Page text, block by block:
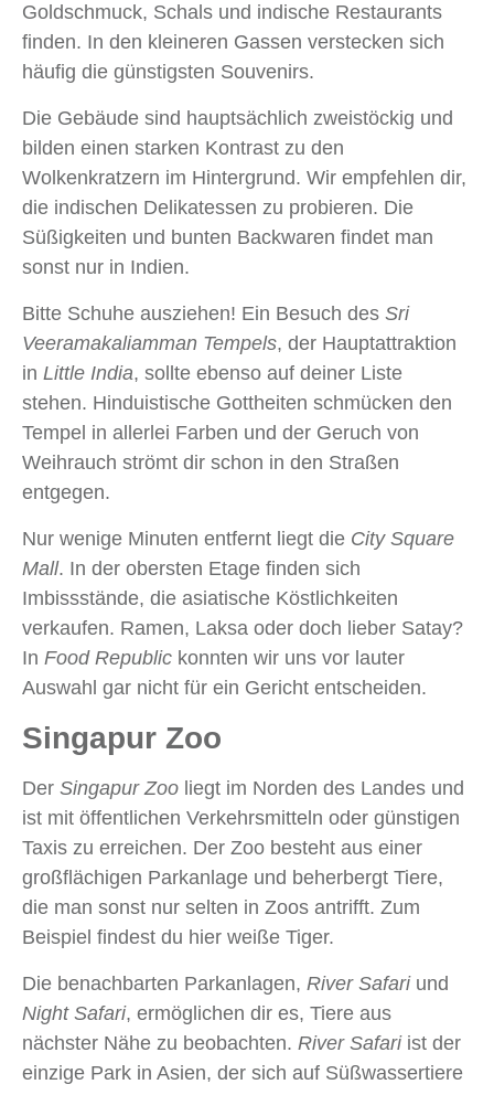
Goldschmuck, Schals und indische Restaurants
finden. In den kleineren Gassen verstecken sich
häufig die günstigsten Souvenirs.
Die Gebäude sind hauptsächlich zweistöckig und
bilden einen starken Kontrast zu den
Wolkenkratzern im Hintergrund. Wir empfehlen dir,
die indischen Delikatessen zu probieren. Die
Süßigkeiten und bunten Backwaren findet man
sonst nur in Indien.
Bitte Schuhe ausziehen! Ein Besuch des Sri
Veeramakaliamman Tempels, der Hauptattraktion
in Little India, sollte ebenso auf deiner Liste
stehen. Hinduistische Gottheiten schmücken den
Tempel in allerlei Farben und der Geruch von
Weihrauch strömt dir schon in den Straßen
entgegen.
Nur wenige Minuten entfernt liegt die City Square
Mall. In der obersten Etage finden sich
Imbissstände, die asiatische Köstlichkeiten
verkaufen. Ramen, Laksa oder doch lieber Satay?
In Food Republic konnten wir uns vor lauter
Auswahl gar nicht für ein Gericht entscheiden.
Singapur Zoo
Der Singapur Zoo liegt im Norden des Landes und
ist mit öffentlichen Verkehrsmitteln oder günstigen
Taxis zu erreichen. Der Zoo besteht aus einer
großflächigen Parkanlage und beherbergt Tiere,
die man sonst nur selten in Zoos antrifft. Zum
Beispiel findest du hier weiße Tiger.
Die benachbarten Parkanlagen, River Safariund
Night Safari, ermöglichen dir es, Tiere aus
nächster Nähe zu beobachten. River Safariist der
einzige Park in Asien, der sich auf Süßwassertiere